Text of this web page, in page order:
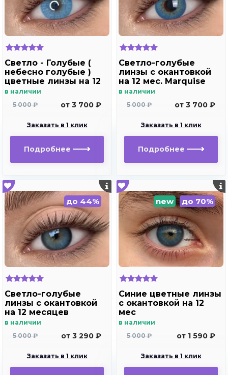
Светло - Голубые (
небесно голубые )
цветные линзы на 12
мес. Marquise blue
в наличии
5 000 ₽
от 3 700 ₽
Заказать в 1 клик
Подробнее
Светло-голубые
линзы c окантовкой
на 12 мес. Marquise
Rumeisa blue
в наличии
5 000 ₽
от 3 700 ₽
Заказать в 1 клик
Подробнее
до 44%
Светло-голубые
линзы с окантовкой
на 12 месяцев
Marquise sura blue
в наличии
5 000 ₽
от 3 290 ₽
Заказать в 1 клик
new до 70%
Синие цветные линзы
c окантовкой на 12
мес
в наличии
5 000 ₽
от 1 590 ₽
Заказать в 1 клик